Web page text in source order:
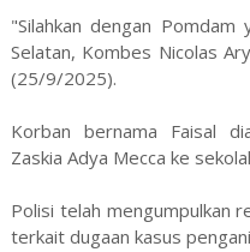
"Silahkan dengan
Selatan, Kombes Nicolas
(25/9/2025).
Korban bernama Faisal
Zaskia Adya Mecca ke
Polisi telah mengumpulkan
terkait dugaan kasus